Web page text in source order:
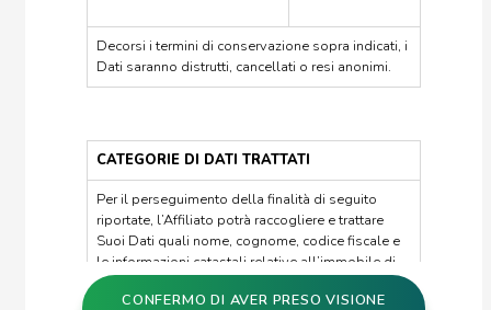
Decorsi i termini di conservazione sopra indicati, i
Dati saranno distrutti, cancellati o resi anonimi.
CATEGORIE DI DATI TRATTATI
Per il perseguimento della finalità di seguito
riportate, l’Affiliato potrà raccogliere e trattare
Suoi Dati quali nome, cognome, codice fiscale e
le informazioni catastali relative all’immobile di
Sua proprietà, così come presenti all’interno della
visura catastale estratta dai portali pubblici
CONFERMO DI AVER PRESO VISIONE